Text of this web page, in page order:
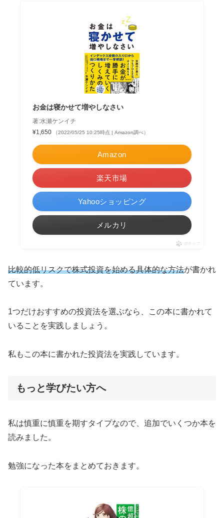
お金は寝かせて増やしなさい
著:水瀬ケンイチ
¥1,650
（2022/05/25 10:25時点 | Amazon調べ）
Amazon
楽天市場
Yahooショッピング
メルカリ
ポチップ
比較的低リスクで株式投資を始める具体的な方法が書かれ
ています。
1つだけおすすめの投資法を選ぶなら、この本に書かれて
いることを実践しましょう。
私もこの本に書かれた投資法を実践しています。
もっと学びたい方へ
私は慎重に慎重を期すタイプなので、追加でいくつか本を
読みました。
勉強になった本をまとめておきます。